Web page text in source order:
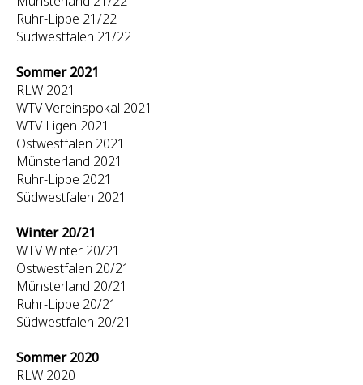
Ruhr-Lippe 21/22
Südwestfalen 21/22
Sommer 2021
RLW 2021
WTV Vereinspokal 2021
WTV Ligen 2021
Ostwestfalen 2021
Münsterland 2021
Ruhr-Lippe 2021
Südwestfalen 2021
Winter 20/21
WTV Winter 20/21
Ostwestfalen 20/21
Münsterland 20/21
Ruhr-Lippe 20/21
Südwestfalen 20/21
Sommer 2020
RLW 2020